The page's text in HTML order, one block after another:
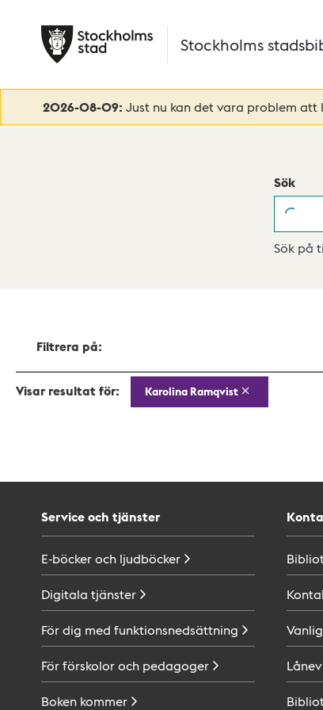
Stockholms
2026-08-09: Just nu kan det vara problem
Sök
Sök på
Filtrera på:
Visar resultat för: Karolina Ramqvist
Service och tjänster
E-böcker och ljudböcker
Digitala tjänster
För dig med funktionsnedsättning
För förskolor och pedagoger
Boken kommer